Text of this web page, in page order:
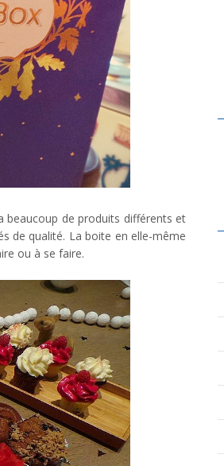
beaucoup de produits différents et
de qualité. La boite en elle-même
ou à se faire.